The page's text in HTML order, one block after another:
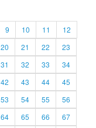
9 10 11
12
20 21 22
23
31 32 33
34
42 43 44
45
53 54 55
56
64 65 66
67